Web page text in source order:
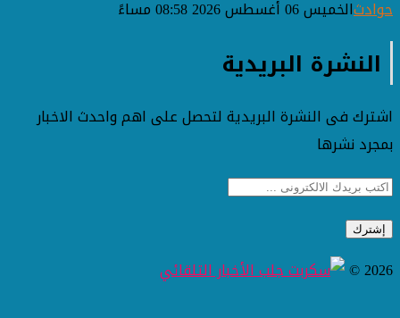
حوادثالخميس 06 أغسطس 2026 08:58 مساءً
النشرة البريدية
اشترك فى النشرة البريدية لتحصل على اهم واحدث الاخبار
بمجرد نشرها
2026 ©